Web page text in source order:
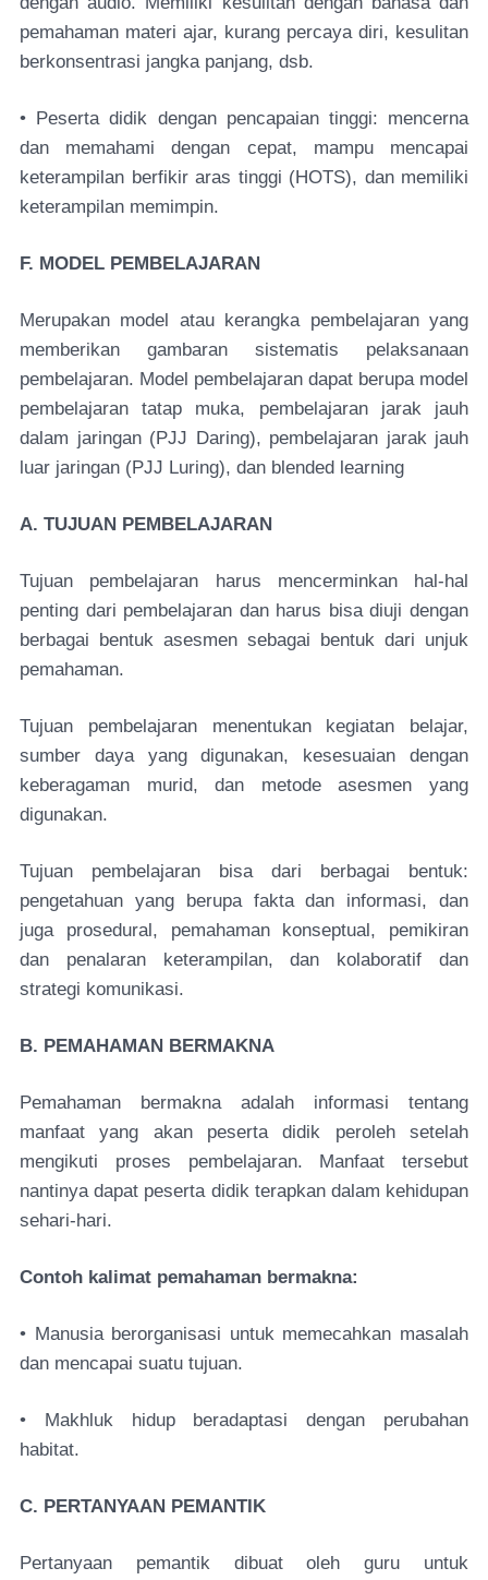
pemahaman materi ajar, kurang percaya diri, kesulitan
berkonsentrasi jangka panjang, dsb.
• Peserta didik dengan pencapaian tinggi: mencerna
dan memahami dengan cepat, mampu mencapai
keterampilan berfikir aras tinggi (HOTS), dan memiliki
keterampilan memimpin.
F. MODEL PEMBELAJARAN
Merupakan model atau kerangka pembelajaran yang
memberikan gambaran sistematis pelaksanaan
pembelajaran. Model pembelajaran dapat berupa model
pembelajaran tatap muka, pembelajaran jarak jauh
dalam jaringan (PJJ Daring), pembelajaran jarak jauh
luar jaringan (PJJ Luring), dan blended learning
A. TUJUAN PEMBELAJARAN
Tujuan pembelajaran harus mencerminkan hal-hal
penting dari pembelajaran dan harus bisa diuji dengan
berbagai bentuk asesmen sebagai bentuk dari unjuk
pemahaman.
Tujuan pembelajaran menentukan kegiatan belajar,
sumber daya yang digunakan, kesesuaian dengan
keberagaman murid, dan metode asesmen yang
digunakan.
Tujuan pembelajaran bisa dari berbagai bentuk:
pengetahuan yang berupa fakta dan informasi, dan
juga prosedural, pemahaman konseptual, pemikiran
dan penalaran keterampilan, dan kolaboratif dan
strategi komunikasi.
B. PEMAHAMAN BERMAKNA
Pemahaman bermakna adalah informasi tentang
manfaat yang akan peserta didik peroleh setelah
mengikuti proses pembelajaran. Manfaat tersebut
nantinya dapat peserta didik terapkan dalam kehidupan
sehari-hari.
Contoh kalimat pemahaman bermakna:
• Manusia berorganisasi untuk memecahkan masalah
dan mencapai suatu tujuan.
• Makhluk hidup beradaptasi dengan perubahan
habitat.
C. PERTANYAAN PEMANTIK
Pertanyaan pemantik dibuat oleh guru untuk